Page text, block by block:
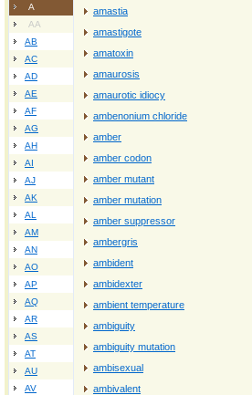
A
AA
AB
AC
AD
AE
AF
AG
AH
AI
AJ
AK
AL
AM
AN
AO
AP
AQ
AR
AS
AT
AU
AV
amastia
amastigote
amatoxin
amaurosis
amaurotic idiocy
ambenonium chloride
amber
amber codon
amber mutant
amber mutation
amber suppressor
ambergris
ambident
ambidexter
ambient temperature
ambiguity
ambiguity mutation
ambisexual
ambivalent